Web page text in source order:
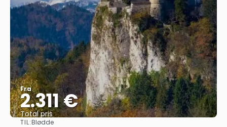
Fra
2.311 €
Total pris
TIL:Blødde